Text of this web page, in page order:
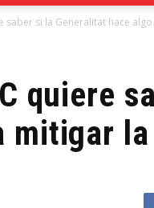
saber si la Generalitat hace
quiere
mitigar